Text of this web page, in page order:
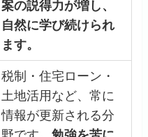
案の説得力が増し、
自然に学び続けられ
ます。
税制・住宅ローン・
土地活用など、常に
情報が更新される分